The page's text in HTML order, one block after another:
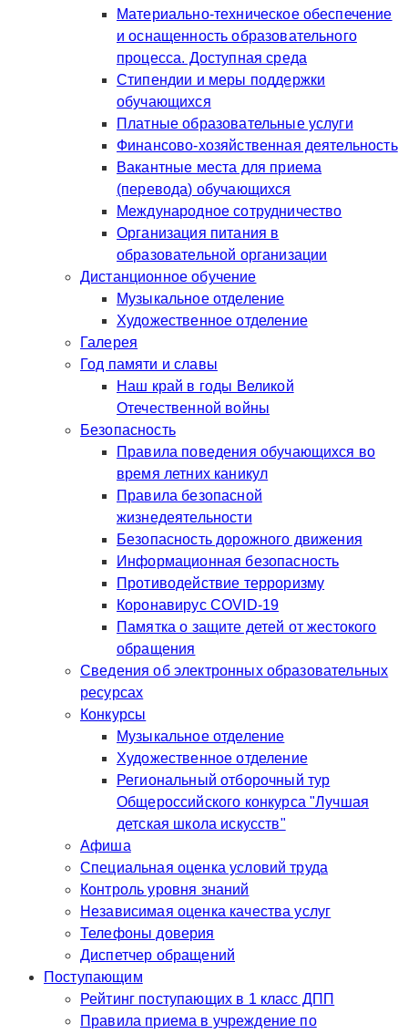
Материально-техническое обеспечение
и оснащенность образовательного
процесса. Доступная среда
Стипендии и меры поддержки
обучающихся
Платные образовательные услуги
Финансово-хозяйственная деятельность
Вакантные места для приема
(перевода) обучающихся
Международное сотрудничество
Организация питания в
образовательной организации
Дистанционное обучение
Музыкальное отделение
Художественное отделение
Галерея
Год памяти и славы
Наш край в годы Великой
Отечественной войны
Безопасность
Правила поведения обучающихся во
время летних каникул
Правила безопасной
жизнедеятельности
Безопасность дорожного движения
Информационная безопасность
Противодействие терроризму
Коронавирус COVID-19
Памятка о защите детей от жестокого
обращения
Сведения об электронных образовательных
ресурсах
Конкурсы
Музыкальное отделение
Художественное отделение
Региональный отборочный тур
Общероссийского конкурса "Лучшая
детская школа искусств"
Афиша
Специальная оценка условий труда
Контроль уровня знаний
Независимая оценка качества услуг
Телефоны доверия
Диспетчер обращений
Поступающим
Рейтинг поступающих в 1 класс ДПП
Правила приема в учреждение по